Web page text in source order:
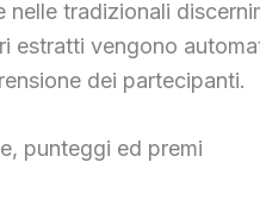
nelle tradizionali
estratti vengono
dei partecipanti.
punteggi ed premi